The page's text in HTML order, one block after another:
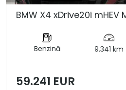
BMW X4 xDrive20i mHEV
Benzină 9.341 km
59.241 EUR